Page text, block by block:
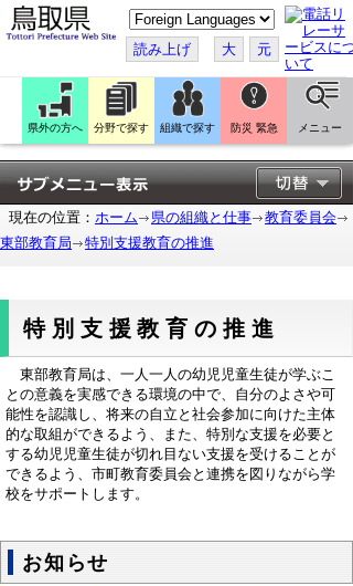
こ
の
ペ
ー
ジ
翻
訳
す
る
読み上げ 大 元
県外の方へ 分野で探す 組織で探す 防災 緊急 メニュー
現在の位置： ホーム 県の組織と仕事
教育委員会
東部教育局
特別支援教育の推進
特別支援教育の推進
東部教育局は、一人一人の幼児児童生徒が学ぶこ
との意義を実感できる環境の中で、自分のよさや可
能性を認識し、将来の自立と社会参加に向けた主体
的な取組ができるよう、また、特別な支援を必要と
する幼児児童生徒が切れ目ない支援を受けることが
できるよう、市町教育委員会と連携を図りながら学
校をサポートします。
お知らせ